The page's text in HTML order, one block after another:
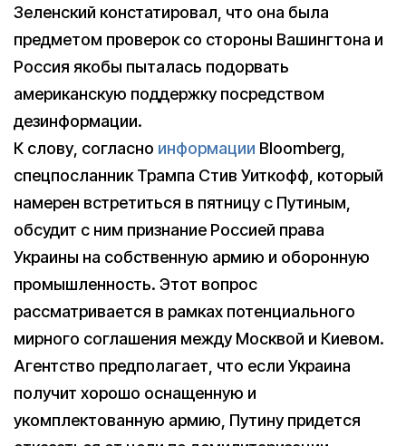
Зеленский констатировал, что она была
предметом проверок со стороны Вашингтона и
Россия якобы пыталась подорвать
американскую поддержку посредством
дезинформации.
К слову, согласно информации Bloomberg,
спецпосланник Трампа Стив Уиткофф, который
намерен встретиться в пятницу с Путиным,
обсудит с ним признание Россией права
Украины на собственную армию и оборонную
промышленность. Этот вопрос
рассматривается в рамках потенциального
мирного соглашения между Москвой и Киевом.
Агентство предполагает, что если Украина
получит хорошо оснащенную и
укомплектованную армию, Путину придется